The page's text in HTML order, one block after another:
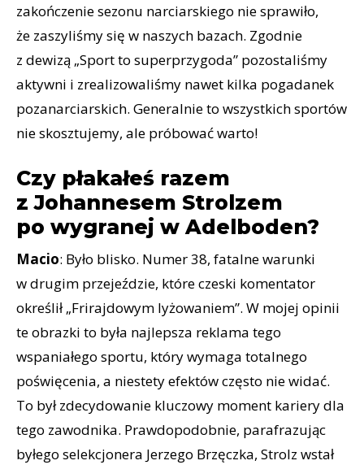
zakończenie sezonu narciarskiego nie sprawiło,
że zaszyliśmy się w naszych bazach. Zgodnie
z dewizą „Sport to superprzygoda” pozostaliśmy
aktywni i zrealizowaliśmy nawet kilka pogadanek
pozanarciarskich. Generalnie to wszystkich sportów
nie skosztujemy, ale próbować warto!
Czy płakałeś razem
z Johannesem Strolzem
po wygranej w Adelboden?
Macio: Było blisko. Numer 38, fatalne warunki
w drugim przejeździe, które czeski komentator
określił „Frirajdowym lyżowaniem”. W mojej opinii
te obrazki to była najlepsza reklama tego
wspaniałego sportu, który wymaga totalnego
poświęcenia, a niestety efektów często nie widać.
To był zdecydowanie kluczowy moment kariery dla
tego zawodnika. Prawdopodobnie, parafrazując
byłego selekcjonera Jerzego Brzęczka, Strolz wstał